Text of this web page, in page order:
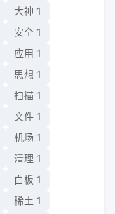
大神 1
安全 1
应用 1
思想 1
扫描 1
文件 1
机场 1
清理 1
白板 1
稀土 1